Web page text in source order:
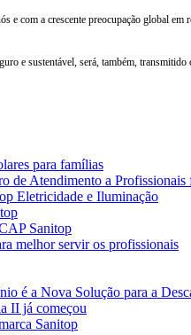
e com a crescente preocupação global
e sustentável, será, também, transmitido
para famílias
de Atendimento a
Eletricidade e Iluminação
Sanitop
melhor servir os profissionais
é a Nova Solução para a
II já começou
Sanitop